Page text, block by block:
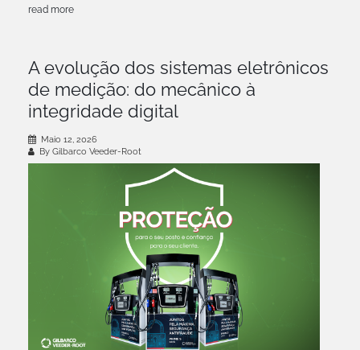
read more
A evolução dos sistemas eletrônicos
de medição: do mecânico à
integridade digital
Maio 12, 2026
By Gilbarco Veeder-Root